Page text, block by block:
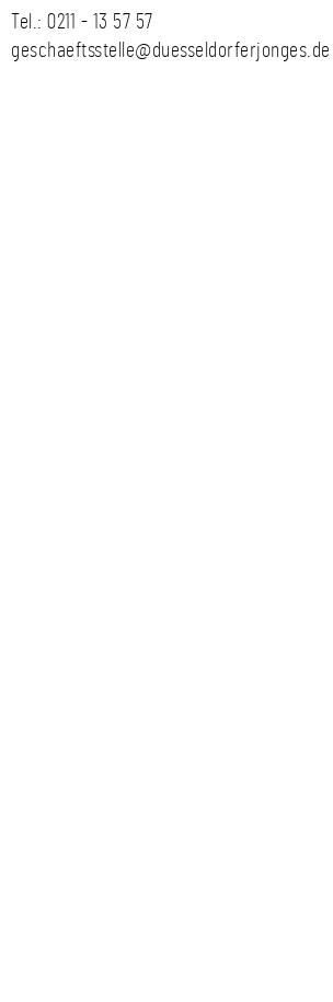
Tel.: 0211 - 13 57 57
geschaeftsstelle@duesseldorferjonges.de